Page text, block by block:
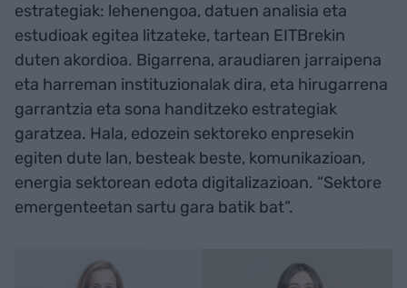
estrategiak: lehenengoa, datuen analisia eta
estudioak egitea litzateke, tartean EITBrekin
duten akordioa. Bigarrena, araudiaren jarraipena
eta harreman instituzionalak dira, eta hirugarrena
garrantzia eta sona handitzeko estrategiak
garatzea. Hala, edozein sektoreko enpresekin
egiten dute lan, besteak beste, komunikazioan,
energia sektorean edota digitalizazioan. “Sektore
emergenteetan sartu gara batik bat”.